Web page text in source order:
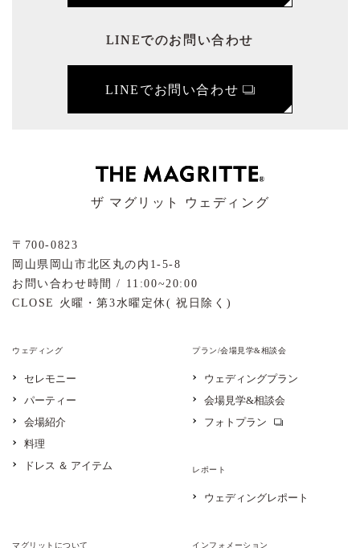
LINEでのお問い合わせ
LINEでお問い合わせ
ザ マグリット ウェディング
〒700-0823
岡山県岡山市北区丸の内1-5-8
お問い合わせ時間 / 11:00~20:00
CLOSE 火曜・第3水曜定休( 祝日除く)
ウェディング
セレモニー
パーティー
会場紹介
料理
ドレス ＆ アイテム
プラン/会場見学&相談会
ウェディングプラン
会場見学&相談会
フォトプラン
レポート
ウェディングレポート
マグリットについて インフォメーション